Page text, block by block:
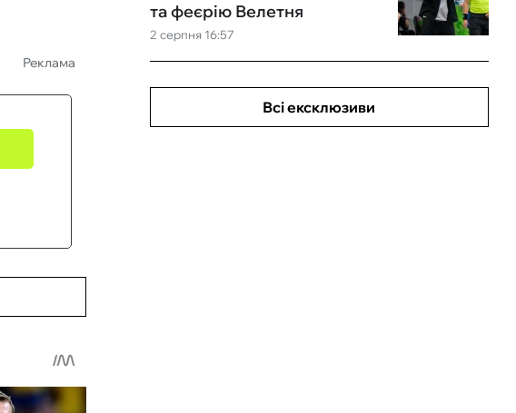
Реклама
2 серпня 16:57
та феєрію Велетня
Всі ексклюзиви